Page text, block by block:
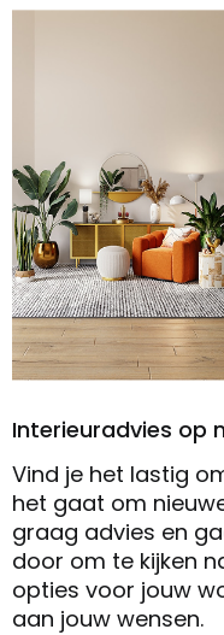
Interieuradvies op
Vind je het lastig
het gaat om
graag advies en
door om te kijken
opties voor jouw
aan jouw wensen.